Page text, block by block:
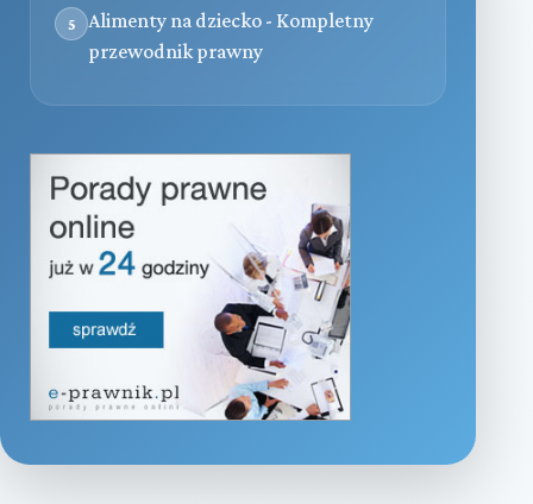
5
Alimenty na dziecko - Kompletny
przewodnik prawny